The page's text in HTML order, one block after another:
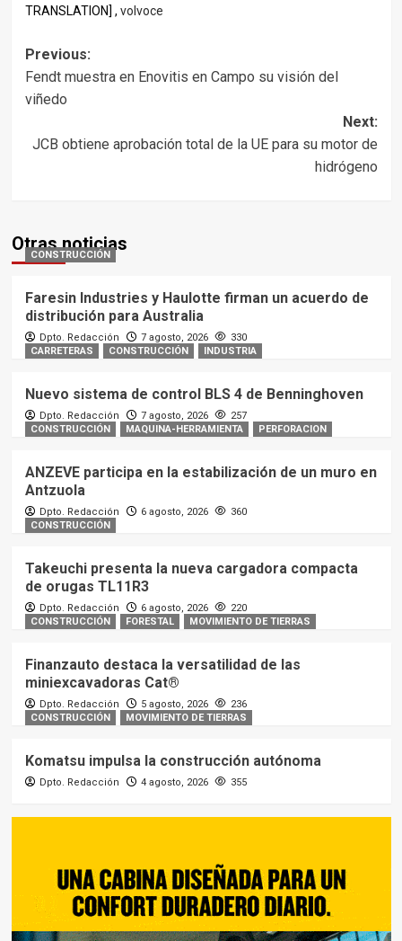
TRANSLATION] , volvoce
Post
navigation
Previous:
Fendt muestra en Enovitis en Campo su visión del
viñedo
Next:
JCB obtiene aprobación total de la UE para su motor de
hidrógeno
Otras noticias
CONSTRUCCIÓN
Faresin Industries y Haulotte firman un acuerdo de
distribución para Australia
Dpto. Redacción 7 agosto, 2026
330
CARRETERAS
CONSTRUCCIÓN INDUSTRIA
Nuevo sistema de control BLS 4 de Benninghoven
Dpto. Redacción 7 agosto, 2026
257
CONSTRUCCIÓN
MAQUINA-HERRAMIENTA PERFORACION
ANZEVE participa en la estabilización de un muro en
Antzuola
Dpto. Redacción 6 agosto, 2026
360
CONSTRUCCIÓN
Takeuchi presenta la nueva cargadora compacta
de orugas TL11R3
Dpto. Redacción 6 agosto, 2026
220
CONSTRUCCIÓN
FORESTAL MOVIMIENTO DE TIERRAS
Finanzauto destaca la versatilidad de las
miniexcavadoras Cat®
Dpto. Redacción 5 agosto, 2026
236
CONSTRUCCIÓN
MOVIMIENTO DE TIERRAS
Komatsu impulsa la construcción autónoma
Dpto. Redacción 4 agosto, 2026 355